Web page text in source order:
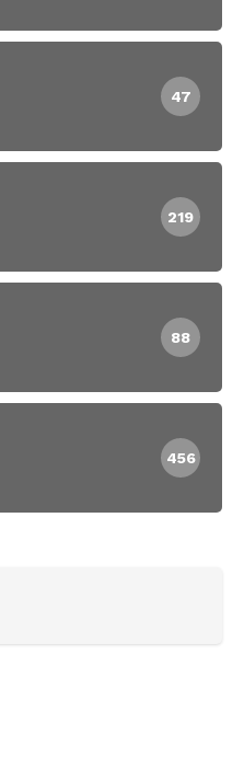
47
219
88
456